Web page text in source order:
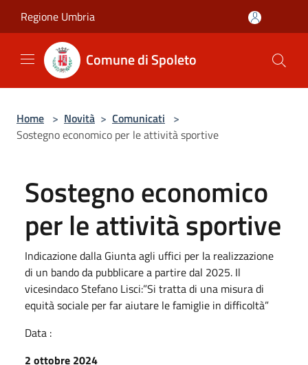
Regione Umbria
Comune di Spoleto
Home > Novità > Comunicati >
Sostegno economico per le attività sportive
Sostegno economico
per le attività sportive
Indicazione dalla Giunta agli uffici per la realizzazione
di un bando da pubblicare a partire dal 2025. Il
vicesindaco Stefano Lisci:”Si tratta di una misura di
equità sociale per far aiutare le famiglie in difficoltà”
Data :
2 ottobre 2024